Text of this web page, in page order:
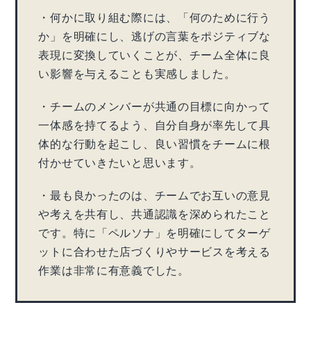
・何かに取り組む際には、「何のために行う
か」を明確にし、逃げの言葉をポジティブな
表現に変換していくことが、チーム全体に良
い影響を与えることも実感しました。
・チームのメンバーが共通の目標に向かって
一体感を持てるよう、自分自身が率先して具
体的な行動を起こし、良い習慣をチームに根
付かせていきたいと思います。
・最も良かったのは、チームでお互いの意見
や考えを共有し、共通認識を深められたこと
です。特に「ペルソナ」を明確にしてターゲ
ットに合わせた店づくりやサービスを考える
作業は非常に有意義でした。